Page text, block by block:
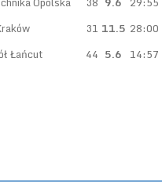
31 11.5 28:00
Łańcut 44 5.6 14:57